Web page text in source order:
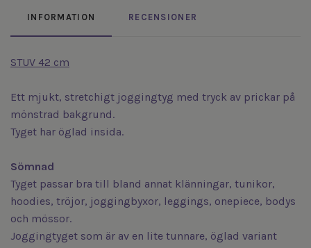
INFORMATION RECENSIONER
STUV 42 cm
Ett mjukt, stretchigt joggingtyg med tryck av prickar på
mönstrad bakgrund.
Tyget har öglad insida.
Sömnad
Tyget passar bra till bland annat klänningar, tunikor,
hoodies, tröjor, joggingbyxor, leggings, onepiece, bodys
och mössor.
Joggingtyget som är av en lite tunnare, öglad variant